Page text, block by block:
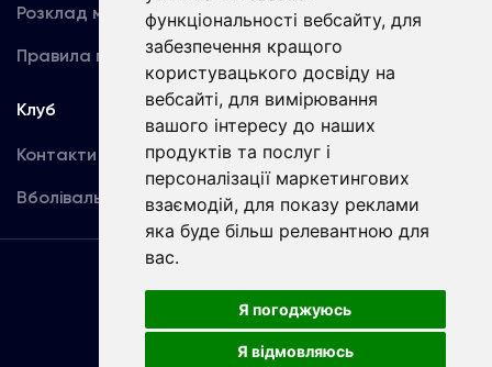
функціональності вебсайту, для
забезпечення кращого
користувацького досвіду на
вебсайті, для вимірювання
вашого інтересу до наших
продуктів та послуг і
персоналізації маркетингових
взаємодій, для показу реклами
яка буде більш релевантною для
вас.
Я погоджуюсь
Я відмовляюсь
Розклад матчів
Правила поведінки
Перша команда
U19
Клуб
Контакти
Вболівальникам
Угода
користувача